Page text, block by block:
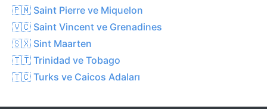
🇵🇲 Saint Pierre ve Miquelon
🇻🇨 Saint Vincent ve Grenadines
🇸🇽 Sint Maarten
🇹🇹 Trinidad ve Tobago
🇹🇨 Turks ve Caicos Adaları